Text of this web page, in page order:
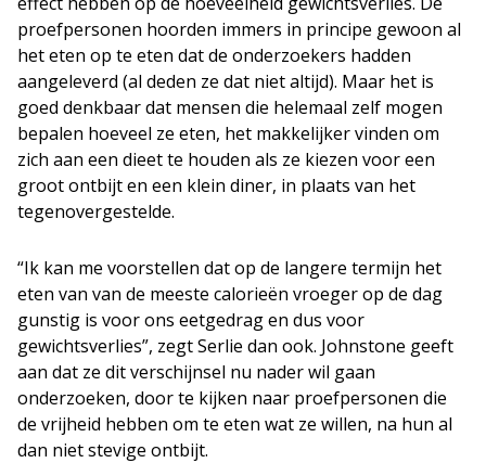
proefpersonen hoorden immers in principe gewoon al
het eten op te eten dat de onderzoekers hadden
aangeleverd (al deden ze dat niet altijd). Maar het is
goed denkbaar dat mensen die helemaal zelf mogen
bepalen hoeveel ze eten, het makkelijker vinden om
zich aan een dieet te houden als ze kiezen voor een
groot ontbijt en een klein diner, in plaats van het
tegenovergestelde.
“Ik kan me voorstellen dat op de langere termijn het
eten van van de meeste calorieën vroeger op de dag
gunstig is voor ons eetgedrag en dus voor
gewichtsverlies”, zegt Serlie dan ook. Johnstone geeft
aan dat ze dit verschijnsel nu nader wil gaan
onderzoeken, door te kijken naar proefpersonen die
de vrijheid hebben om te eten wat ze willen, na hun al
dan niet stevige ontbijt.